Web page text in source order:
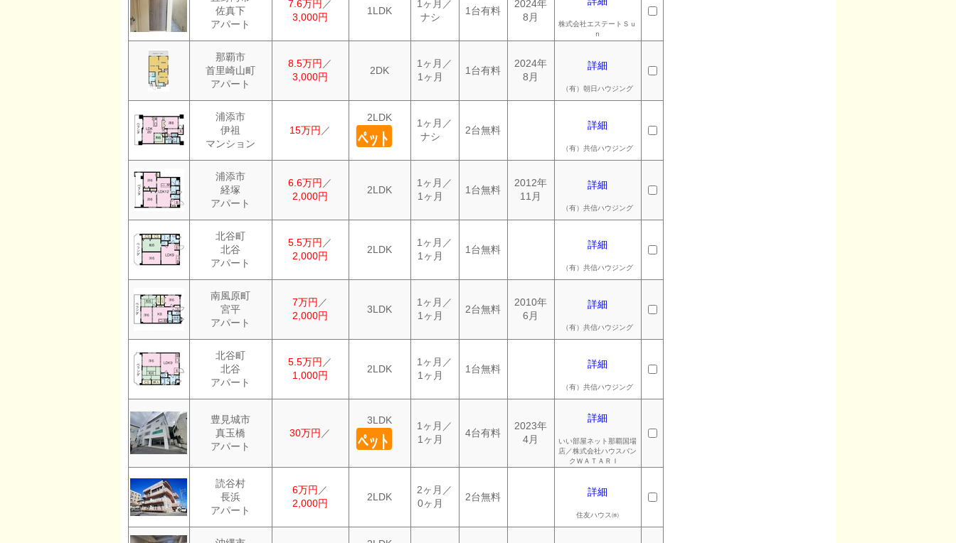
佐真下
アパート
7.6万円 ／
3,000円
1LDK
1ヶ月／
ナシ
1台有料
2024年
8月
株式会社エステートＳｕ
ｎ
那覇市
首里崎山町
アパート
8.5万円 ／
3,000円
2DK
1ヶ月／
1ヶ月
1台有料
2024年
8月
詳細
（有）朝日ハウジング
浦添市
伊祖
マンション
15万円 ／
2LDK
ペット
1ヶ月／
ナシ
2台無料 詳細
（有）共信ハウジング
浦添市
経塚
アパート
6.6万円 ／
2,000円
2LDK
1ヶ月／
1ヶ月
1台無料
2012年
11月
詳細
（有）共信ハウジング
北谷町
北谷
アパート
5.5万円 ／
2,000円
2LDK
1ヶ月／
1ヶ月
1台無料 詳細
（有）共信ハウジング
南風原町
宮平
アパート
7万円 ／
2,000円
3LDK
1ヶ月／
1ヶ月
2台無料
2010年
6月
詳細
（有）共信ハウジング
北谷町
北谷
アパート
5.5万円 ／
1,000円
2LDK
1ヶ月／
1ヶ月
1台無料 詳細
（有）共信ハウジング
豊見城市
真玉橋
アパート
30万円 ／
3LDK
ペット
1ヶ月／
1ヶ月
4台有料
2023年
4月
詳細
いい部屋ネット那覇国場
店／株式会社ハウスバン
クＷＡＴＡＲＩ
読谷村
長浜
アパート
6万円 ／
2,000円
2LDK
2ヶ月／
0ヶ月
2台無料 詳細
住友ハウス㈱